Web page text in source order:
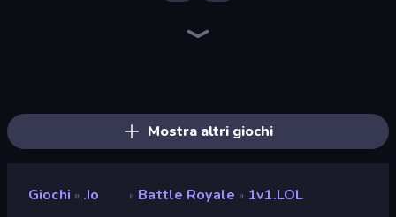
Mostra altri giochi
Giochi » .io » Battle Royale » 1v1.LOL